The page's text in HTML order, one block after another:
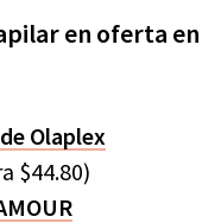
en oferta en
Olaplex
$44.80)